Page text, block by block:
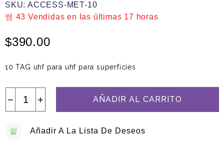
SKU: ACCESS-MET-10
43 Vendidas en las últimas 17 horas
$390.00
10 TAG uhf para uhf para superficies
− + AÑADIR AL CARRITO
Añadir A La Lista De Deseos